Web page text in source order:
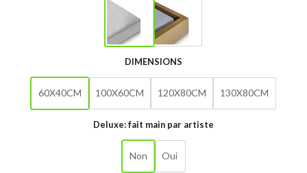
DIMENSIONS
60X40CM 100X60CM 120X80CM 130X80CM
Deluxe: fait main par artiste
Non Oui